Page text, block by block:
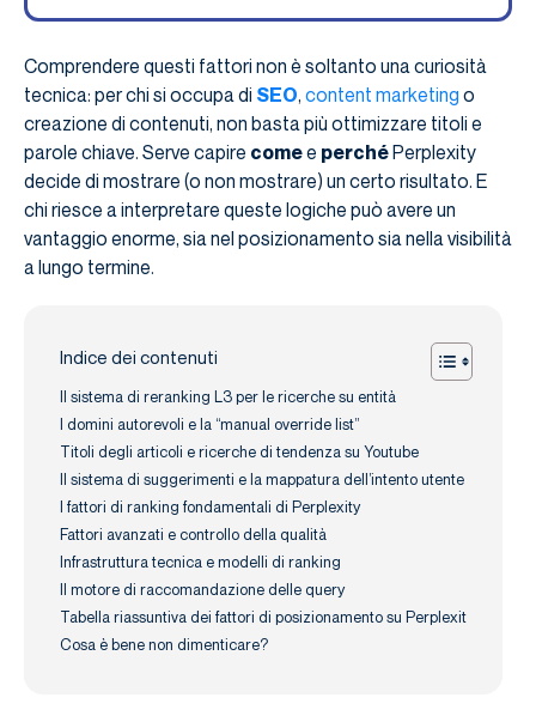
Comprendere questi fattori non è soltanto una curiosità
tecnica: per chi si occupa di SEO, content marketing o
creazione di contenuti, non basta più ottimizzare titoli e
parole chiave. Serve capire comee perchéPerplexity
decide di mostrare (o non mostrare) un certo risultato. E
chi riesce a interpretare queste logiche può avere un
vantaggio enorme, sia nel posizionamento sia nella visibilità
a lungo termine.
Indice dei contenuti
Il sistema di reranking L3 per le ricerche su entità
I domini autorevoli e la “manual override list”
Titoli degli articoli e ricerche di tendenza su Youtube
Il sistema di suggerimenti e la mappatura dell’intento utente
I fattori di ranking fondamentali di Perplexity
Fattori avanzati e controllo della qualità
Infrastruttura tecnica e modelli di ranking
Il motore di raccomandazione delle query
Tabella riassuntiva dei fattori di posizionamento su Perplexit
Cosa è bene non dimenticare?